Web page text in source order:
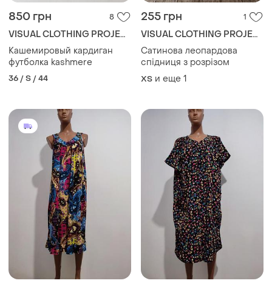
850 грн 8
VISUAL CLOTHING PROJECT
Кашемировый кардиган
футболка kashmere
36 / S / 44
255 грн 1
VISUAL CLOTHING PROJECT
Сатинова леопардова
спідниця з розрізом
ХS и еще 1